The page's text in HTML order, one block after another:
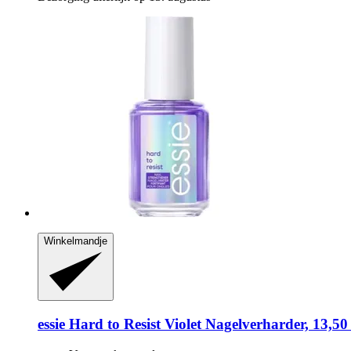
Winkelmandje
essie Hard to Resist Violet Nagelverharder,